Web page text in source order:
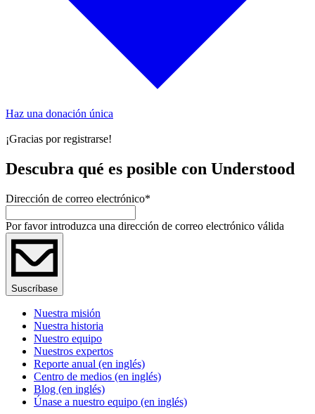
Haz una donación única
¡Gracias por registrarse!
Descubra qué es posible con Understood
Dirección de correo electrónico*
Por favor introduzca una dirección de correo electrónico válida
Suscríbase
Nuestra misión
Nuestra historia
Nuestro equipo
Nuestros expertos
Reporte anual (en inglés)
Centro de medios (en inglés)
Blog (en inglés)
Únase a nuestro equipo (en inglés)